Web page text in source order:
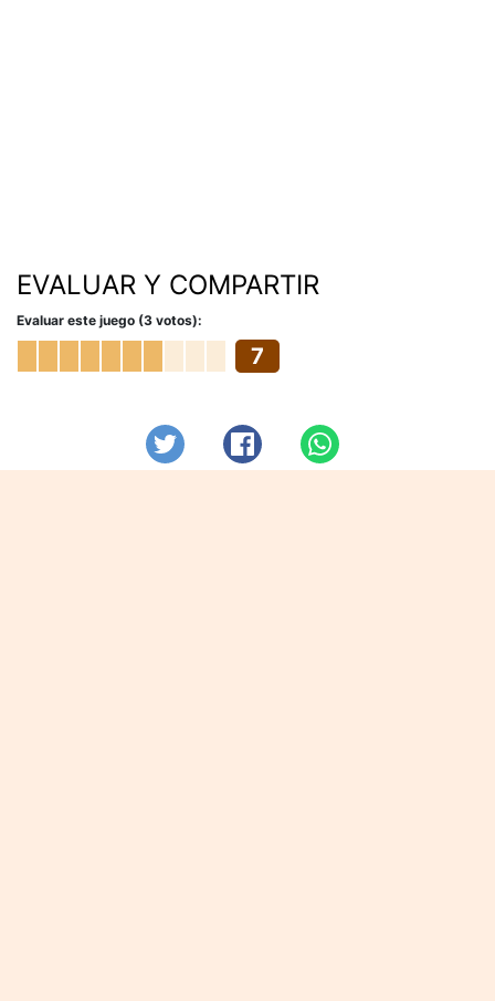
EVALUAR Y COMPARTIR
Evaluar este juego (3 votos):
7